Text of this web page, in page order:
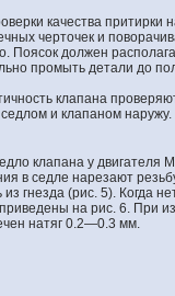
качества притирки
черточек и
Поясок должен
промыть детали до
клапана
и клапаном наружу.
клапана у
в седле нарезают
из гнезда (рис. 5). Когда
на рис. 6. При
натяг 0.2—0.3 мм.